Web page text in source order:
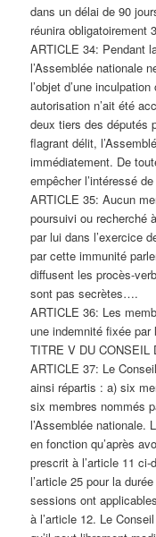
dans un délai de 90
réunira
ARTICLE 34: Pendant
l’Assemblée nationale
l’objet d’une
autorisation n’ait été
deux tiers des députés
flagrant délit,
immédiatement. De
empêcher l’intéressé
ARTICLE 35: Aucun
poursuivi ou recherché
par lui dans l’exercice
par cette immunité
diffusent les procès-
sont pas secrètes….
ARTICLE 36: Les
une indemnité fixée par
TITRE V DU CONSEIL
ARTICLE 37: Le
ainsi répartis : a) six
six membres nommés
l’Assemblée nationale.
en fonction qu’après
prescrit à l’article 11
l’article 25 pour la
sessions ont
à l’article 12. Le